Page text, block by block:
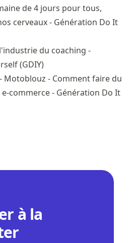
de 4 jours pour tous,
cerveaux - Génération Do It
du coaching -
(GDIY)
Motoblouz - Comment faire du
commerce - Génération Do It
à la